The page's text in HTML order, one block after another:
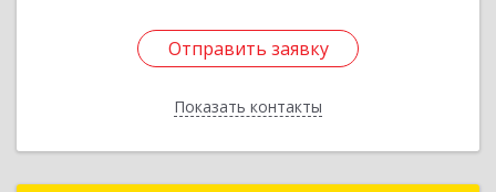
Отправить заявку
Показать контакты
Отправить заявку
Назад